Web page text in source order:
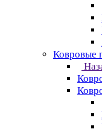
Ковровые